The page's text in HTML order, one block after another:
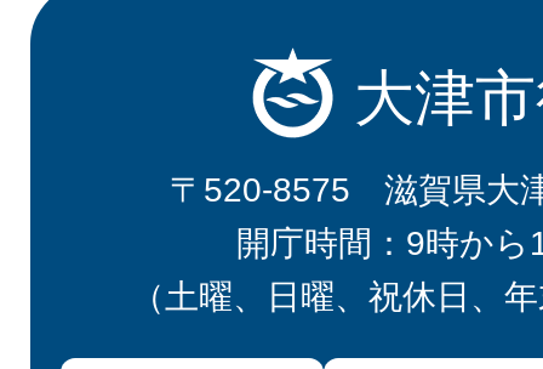
大津
〒520-8575 滋賀県大
開庁時間：9時から
（土曜、日曜、祝休日、